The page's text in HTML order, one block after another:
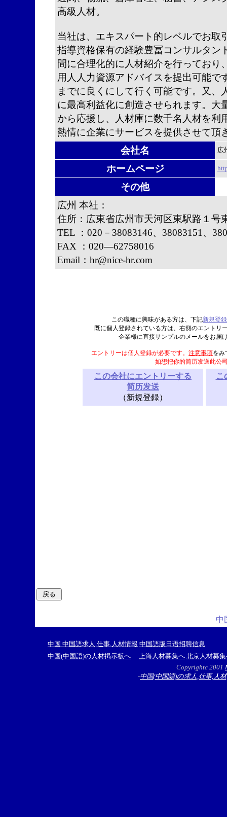
高級人材。
当社は、エキスパート的レベルでお取
指導資格保有の経験豊冨コンサルタン
間に合理化的に人材紹介を行っており
用人人力資源アドバイスを提出可能で
までに良くにして行く可能です。又、
に最高利益化に創造させられます。大
から応援し、人材庫に数千名人材を利
熱情に企業にサービスを提供させて頂
会社名
広
ホームページ
その他
広州 本社：
住所：広東省広州市天河区東駅路１号
TEL ：020－38083146、38083151、
FAX ：020—62758016
Email：hr@nice-hr.com
この職種に興味がある方は、下記新規登録
既に個人登録されている方は、右側のエントリ
企業様に直接サンプルのメールをお届
エントリーは個人登録が必要です。 注意事項をみ
如想把你的简历发送此公
この会社にエントリーする
简历发送
（新規登録）
こ
中
中国 中国語求人,仕事.人材情報 中国語版日语招聘信息
中国(中国語)の人材掲示板へ
上海人材募集へ 北京人材募
Copyrightc 2001
-中国(中国語)の求人,仕事,人